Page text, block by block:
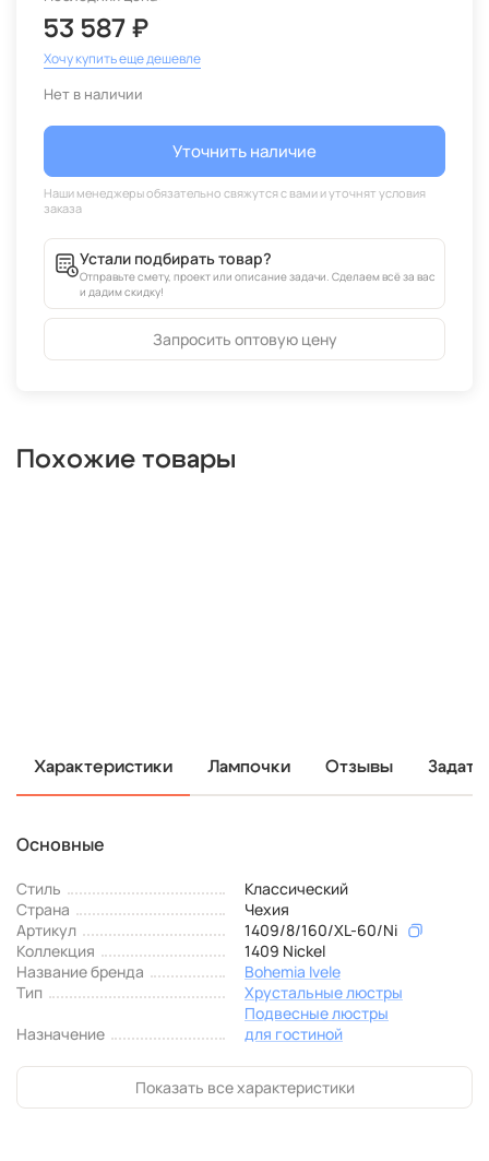
53 587 ₽
Хочу купить еще дешевле
Нет в наличии
Уточнить наличие
Устали подбирать товар?
Отправьте смету, проект или описание задачи. Сделаем всё за вас
и дадим скидку!
Запросить оптовую цену
Похожие товары
Характеристики Лампочки Отзывы
Основные
Стиль
Классический
Страна
Чехия
Артикул
1409/8/160/XL-60/Ni
Коллекция
1409 Nickel
Название бренда
Bohemia Ivele
Тип
Хрустальные люстры
Подвесные люстры
Назначение
для гостиной
Показать все характеристики